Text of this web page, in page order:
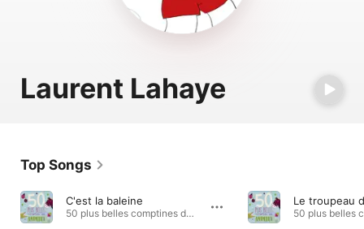
Laurent Lahaye
Top Songs
C'est la baleine
50 plus belles comptines des animaux · 2013